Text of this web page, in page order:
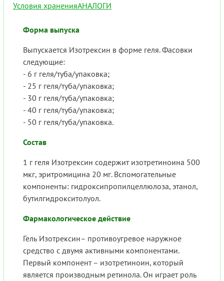
Условия храненияАНАЛОГИ
Форма выпуска
Выпускается Изотрексин в форме геля. Фасовки
следующие:
- 6 г геля/туба/упаковка;
- 25 г геля/туба/упаковка;
- 30 г геля/туба/упаковка;
- 40 г геля/туба/упаковка;
- 50 г геля/туба/упаковка.
Состав
1 г геля Изотрексин содержит изотретиноина 500
мкг, эритромицина 20 мг. Вспомогательные
компоненты: гидроксипропилцеллюлоза, этанол,
бутилгидрокситолуол.
Фармакологическое действие
Гель Изотрексин– противоугревое наружное
средство с двумя активными компонентами.
Первый компонент – изотретиноин, который
является производным ретинола. Он играет роль